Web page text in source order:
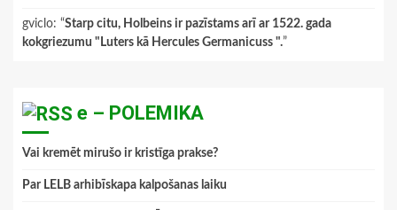
gviclo: “Starp citu, Holbeins ir pazīstams arī ar 1522. gada
kokgriezumu "Luters kā Hercules Germanicuss ".”
e – POLEMIKA
Vai kremēt mirušo ir kristīga prakse?
Par LELB arhibīskapa kalpošanas laiku